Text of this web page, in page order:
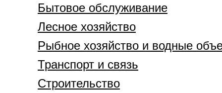
Бытовое обслуживание
Лесное хозяйство
Рыбное хозяйство и водные
Транспорт и связь
Строительство